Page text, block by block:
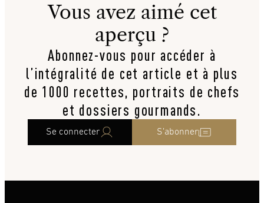
Vous avez aimé cet
aperçu ?
Abonnez-vous pour accéder à
l’intégralité de cet article et à plus
de 1000 recettes, portraits de chefs
et dossiers gourmands.
Se connecter S’abonner